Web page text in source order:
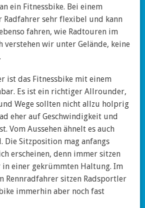
ein Fitnessbike. Bei einem
Radfahrer sehr flexibel und kann
fahren, wie Radtouren im
verstehen wir unter Gelände, keine
ist das Fitnessbike mit einem
Es ist ein richtiger Allrounder,
Wege sollten nicht allzu holprig
eher auf Geschwindigkeit und
Vom Aussehen ähnelt es auch
Die Sitzposition mag anfangs
erscheinen, denn immer sitzen
einer gekrümmten Haltung. Im
Rennradfahrer sitzen Radsportler
immerhin aber noch fast